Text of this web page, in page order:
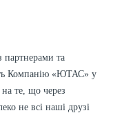
партнерами та
Компанію «ЮТАС» у
те, що через
не всі наші друзі